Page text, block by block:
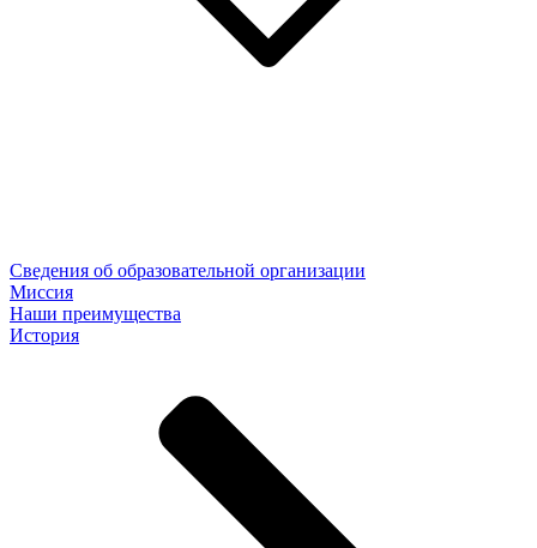
Сведения об образовательной организации
Миссия
Наши преимущества
История